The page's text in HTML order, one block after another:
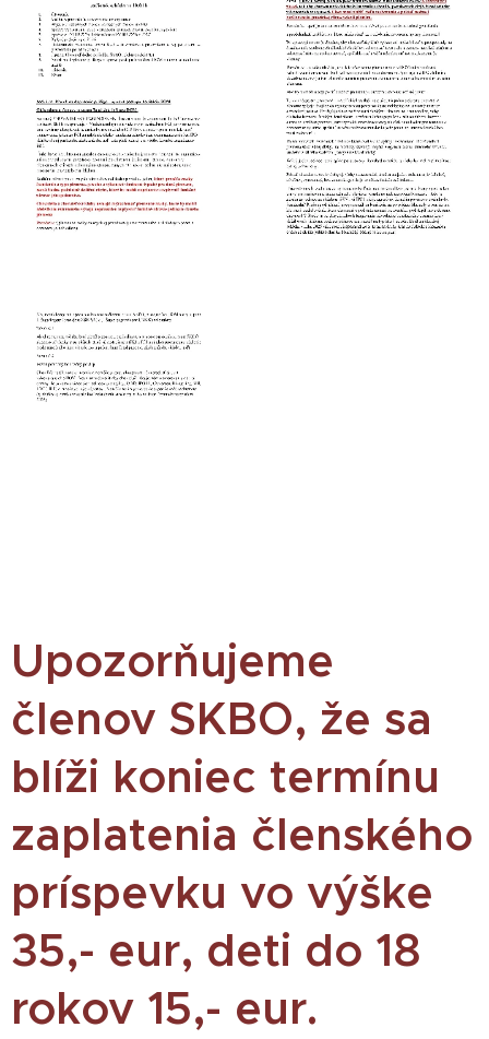
Upozorňujeme
členov SKBO, že sa
blíži koniec termínu
zaplatenia členského
príspevku vo výške
35,- eur, deti do 18
rokov 15,- eur.